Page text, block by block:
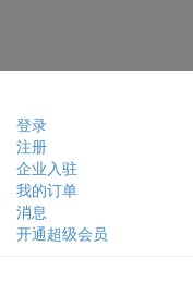
登录
注册
企业入驻
我的订单
消息
开通超级会员